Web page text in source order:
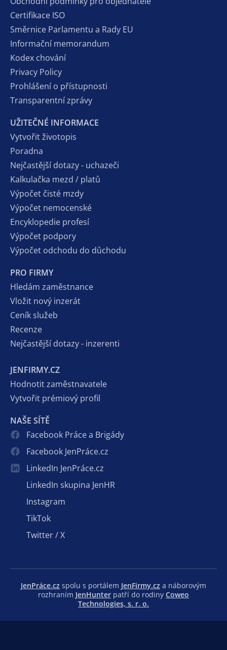
Certifikace ISO
Směrnice Parlamentu a Rady EU
Informační memorandum
Kodex chování
Privacy Policy
Prohlášení o přístupnosti
Transparentní zprávy
UŽITEČNÉ INFORMACE
Vytvořit životopis
Poradna
Nejčastější dotazy - uchazeči
Kalkulačka mezd / platů
Výpočet čisté mzdy
Výpočet nemocenské
Encyklopedie profesí
Výpočet podpory
Výpočet odchodu do důchodu
PRO FIRMY
Hledám zaměstnance
Vložit nový inzerát
Ceník služeb
Recenze
Nejčastější dotazy - inzerenti
JENFIRMY.CZ
Hodnotit zaměstnavatele
Vytvořit prémiový profil
NAŠE SÍTĚ
Facebook Práce a Brigády
Facebook JenPráce.cz
LinkedIn JenPráce.cz
LinkedIn skupina JenHR
Instagram
TikTok
Twitter / X
JenPráce.cz spolu s portálem JenFirmy.cz a náborovým
rozhraním JenHunter patří do rodiny Coweo
Technologies, s. r. o.